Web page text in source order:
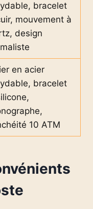
bracelet
mouvement à
design
en acier
bracelet
10 ATM